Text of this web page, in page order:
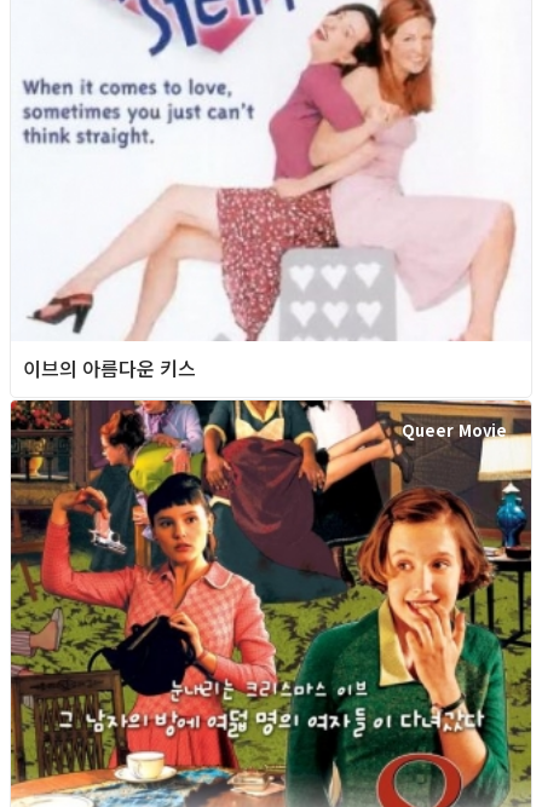
이브의 아름다운 키스
Queer Movie